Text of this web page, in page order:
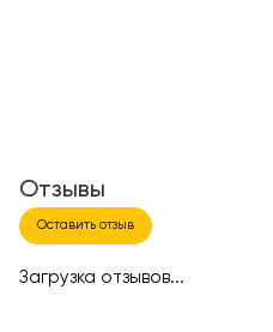
Отзывы
Оставить отзыв
Загрузка отзывов...